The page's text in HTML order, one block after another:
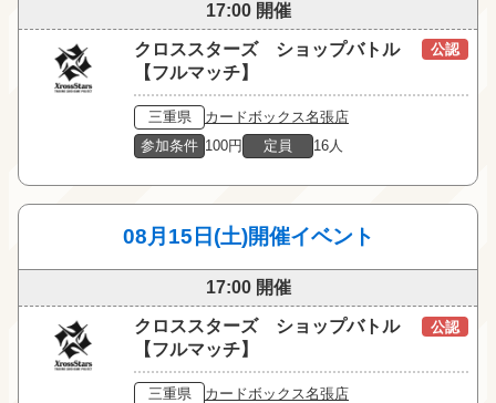
17:00 開催
クロススターズ ショップバトル
【フルマッチ】
公認
三重県
カードボックス名張店
参加条件 100円 定員 16人
08月15日(土)開催イベント
17:00 開催
クロススターズ ショップバトル
【フルマッチ】
公認
三重県
カードボックス名張店